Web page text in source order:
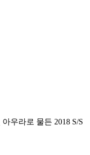
우라로 물든 2018 S/S